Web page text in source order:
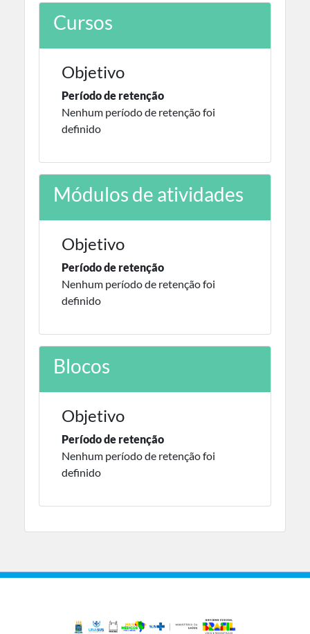
Cursos
Objetivo
Período de retenção
Nenhum período de retenção foi
definido
Módulos de atividades
Objetivo
Período de retenção
Nenhum período de retenção foi
definido
Blocos
Objetivo
Período de retenção
Nenhum período de retenção foi
definido